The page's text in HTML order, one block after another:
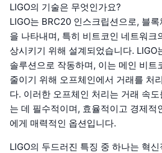
LIGO의 기술은 무엇인가요?
LIGO는 BRC20 인스크립션으로, 블
을 나타내며, 특히 비트코인 네트워크
상시키기 위해 설계되었습니다. LIGO
솔루션으로 작동하며, 이는 메인 비트
줄이기 위해 오프체인에서 거래를 처
다. 이러한 오프체인 처리는 거래 속
는 데 필수적이며, 효율적이고 경제적
에게 매력적인 옵션입니다.
LIGO의 두드러진 특징 중 하나는 혁